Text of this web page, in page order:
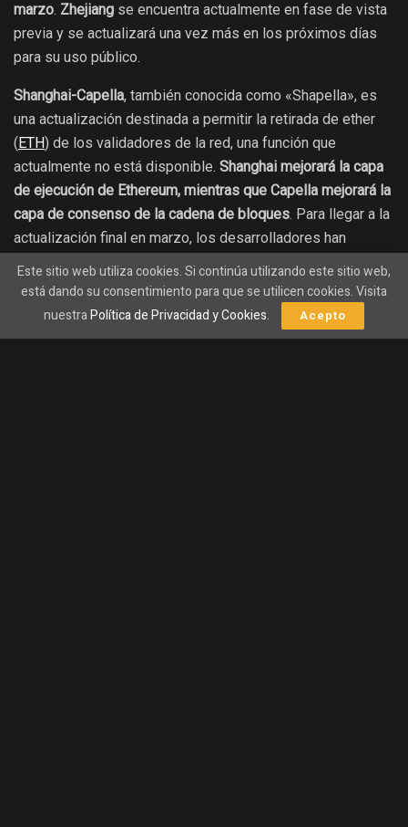
marzo. Zhejiang se encuentra actualmente en fase de vista
previa y se actualizará una vez más en los próximos días
para su uso público.
Shanghai-Capella, también conocida como «Shapella», es
una actualización destinada a permitir la retirada de ether
(ETH) de los validadores de la red, una función que
actualmente no está disponible. Shanghai mejorará la capa
de ejecución de Ethereum, mientras que Capella mejorará la
capa de consenso de la cadena de bloques. Para llegar a la
actualización final en marzo, los desarrolladores han
planificado múltiples fases de pruebas públicas,
empezando por Zhejiang.
También te gustará
Este sitio web utiliza cookies. Si continúa utilizando este sitio web,
está dando su consentimiento para que se utilicen cookies. Visita
nuestraPolítica de Privacidad y Cookies. Acepto